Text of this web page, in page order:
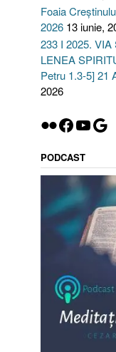
Foaia
2026 13 iunie,
233 I 2025.
LENEA
Petru 1.3-5] 21
2026
Flickr
PODCAST